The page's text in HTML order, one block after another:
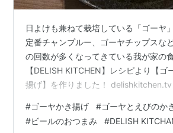
日よけも兼ねて栽培している「ゴーヤ
定番チャンプルー、ゴーヤチップスな
の回数が多くなってきている我が家の
【DELISH KITCHEN】レシピより【ゴ
揚げ】を作りました！
凍えびで代用し、量もレシピより若干
ゴーヤのほろ苦さにえびの風味が合い
#ゴーヤかき揚げ #ゴーヤとえびのか
#ビールのおつまみ #DELISH